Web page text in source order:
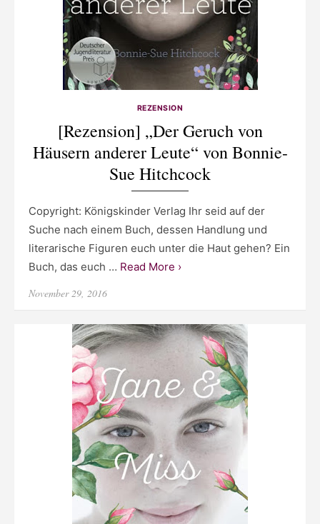
REZENSION
[Rezension] „Der Geruch von
Häusern anderer Leute“ von Bonnie-
Sue Hitchcock
Copyright: Königskinder Verlag Ihr seid auf der
Suche nach einem Buch, dessen Handlung und
literarische Figuren euch unter die Haut gehen? Ein
Buch, das euch … Read More ›
Posted
November 29, 2016